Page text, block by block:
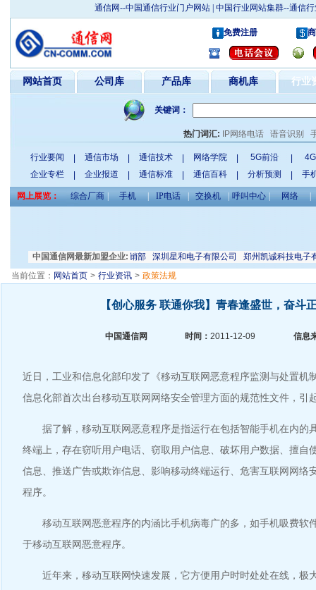
通信网--中国通信行业门户网站 | 中国行业网站集群--通信
免费注册
网站首页 公司库 产品库 商机库 行业
关键词：
热门词汇: IP网络电话 语音识别
行业要闻 通信市场 通信技术 网络学院 5G前沿
企业专栏
企业报道 通信标准 通信百科 分析预测 手
网上展览： 综合厂商 | 手机 | IP电话 | 交换机 | 呼叫中心 | 网络 |
中国通信网最新加盟企业:
安平县小大筛网滤布联合经销部 深圳星和电子有限公司
郑州凯诚科技电子有
当前位置： 网站首页 > 行业资讯 > 政策法规
【创心服务 联通你我】青春逢盛世，奋斗
中国通信网 时间： 2011-12-09 信息
近日，工业和信息化部印发了《移动互联网恶意程序监测与处置机
信息化部首次出台移动互联网网络安全管理方面的规范性文件，引
据了解，移动互联网恶意程序是指运行在包括智能手机在内的
终端上，存在窃听用户电话、窃取用户信息、破坏用户数据、擅自
信息、推送广告或欺诈信息、影响移动终端运行、危害互联网网络
程序。
移动互联网恶意程序的内涵比手机病毒广的多，如手机吸费软
于移动互联网恶意程序。
近年来，移动互联网快速发展，它方便用户时时处处在线，极